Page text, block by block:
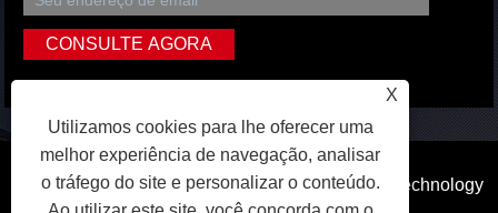
Copyright © 2023 Dongguan Qihang Electronic Technology
X
Utilizamos cookies para lhe oferecer uma
melhor experiência de navegação, analisar
o tráfego do site e personalizar o conteúdo.